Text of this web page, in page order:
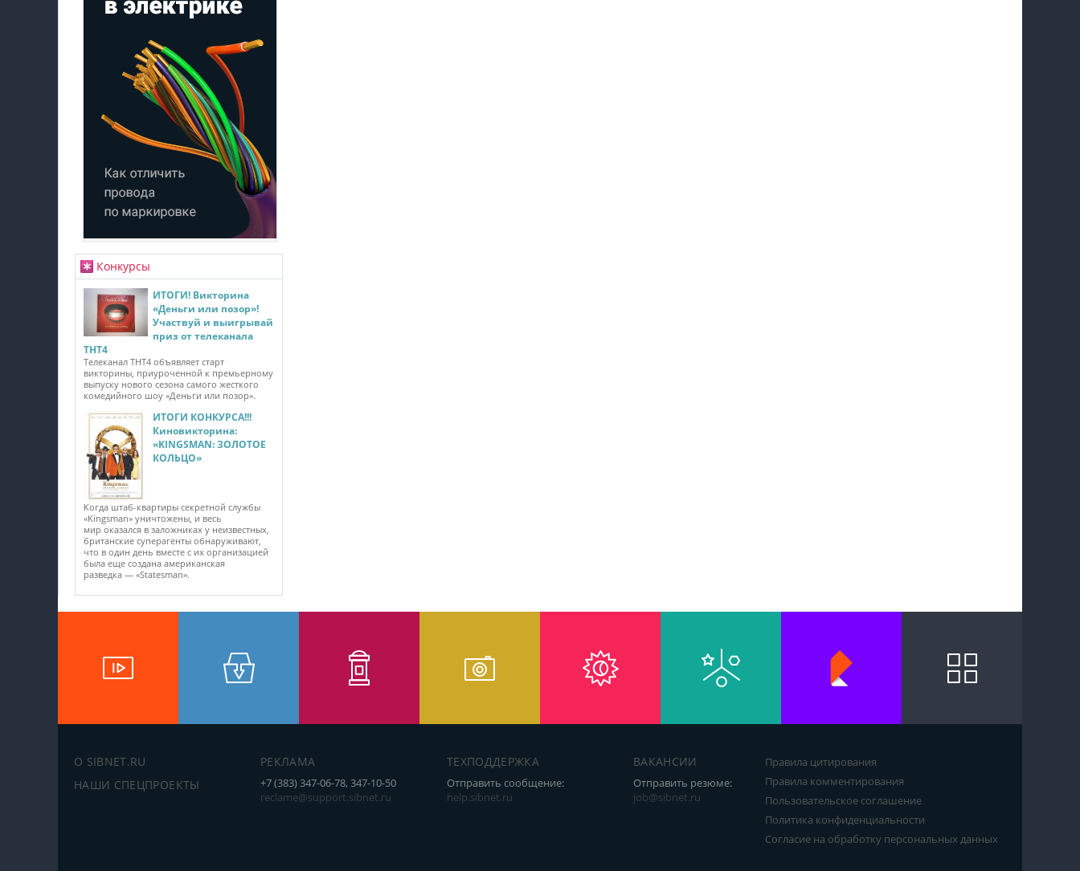
Конкурсы
ИТОГИ! Викторина
«Деньги или позор»!
Участвуй и выигрывай
приз от телеканала
ТНТ4
Телеканал ТНТ4 объявляет старт
викторины, приуроченной к премьерному
выпуску нового сезона самого жесткого
комедийного шоу «Деньги или позор».
ИТОГИ КОНКУРСА!!!
Киновикторина:
«KINGSMAN: ЗОЛОТОЕ
КОЛЬЦО»
Когда штаб-квартиры секретной службы
«Kingsman» уничтожены, и весь
мир оказался в заложниках у неизвестных,
британские суперагенты обнаруживают,
что в один день вместе с их организацией
была еще создана американская
разведка — «Statesman».
О SIBNET.RU
НАШИ СПЕЦПРОЕКТЫ
РЕКЛАМА
+7 (383) 347-06-78, 347-10-50
reclame@support.sibnet.ru
ТЕХПОДДЕРЖКА
Отправить сообщение:
help.sibnet.ru
ВАКАНСИИ
Отправить резюме:
job@sibnet.ru
Правила цитирования
Правила комментирования
Пользовательское соглашение
Политика конфиденциальности
Согласие на обработку персональных данных